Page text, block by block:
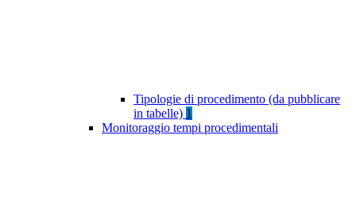
Tipologie di procedimento (da pubblicare
in tabelle) 1
Monitoraggio tempi procedimentali